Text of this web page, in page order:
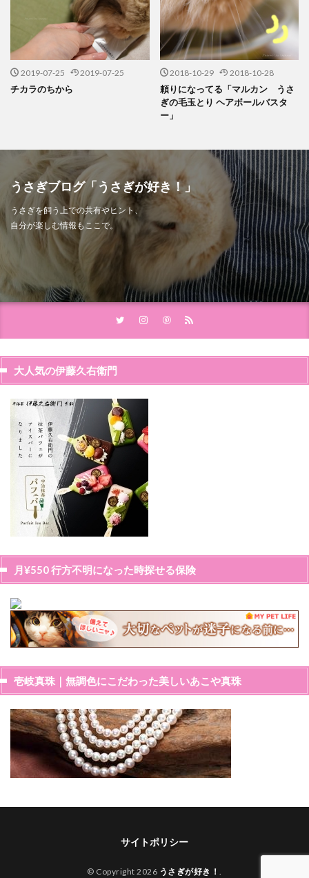
2019-07-25 2019-07-25
チカラのちから
2018-10-29 2018-10-28
頼りになってる「マルカン うさ
ぎの毛玉とり ヘアボールバスタ
ー」
うさぎブログ「うさぎが好き！」
うさぎを飼う上での共有やヒント、
自分が楽しむ情報もここで。
大人気の伊藤久右衛門
月¥550 行方不明になった時探せる保険
壱岐真珠｜無調色にこだわった美しいあこや真珠
サイトポリシー
© Copyright 2026 うさぎが好き！